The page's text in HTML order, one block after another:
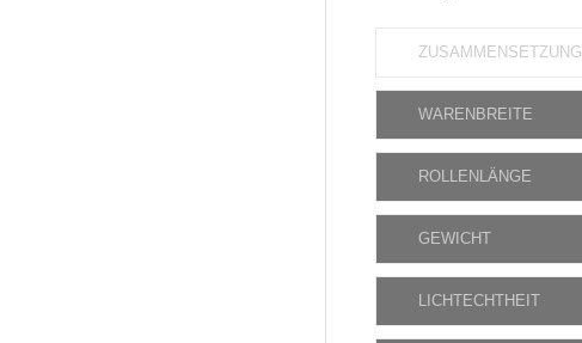
ZUSAMMENSETZUNG
WARENBREITE
ROLLENLÄNGE
GEWICHT
LICHTECHTHEIT